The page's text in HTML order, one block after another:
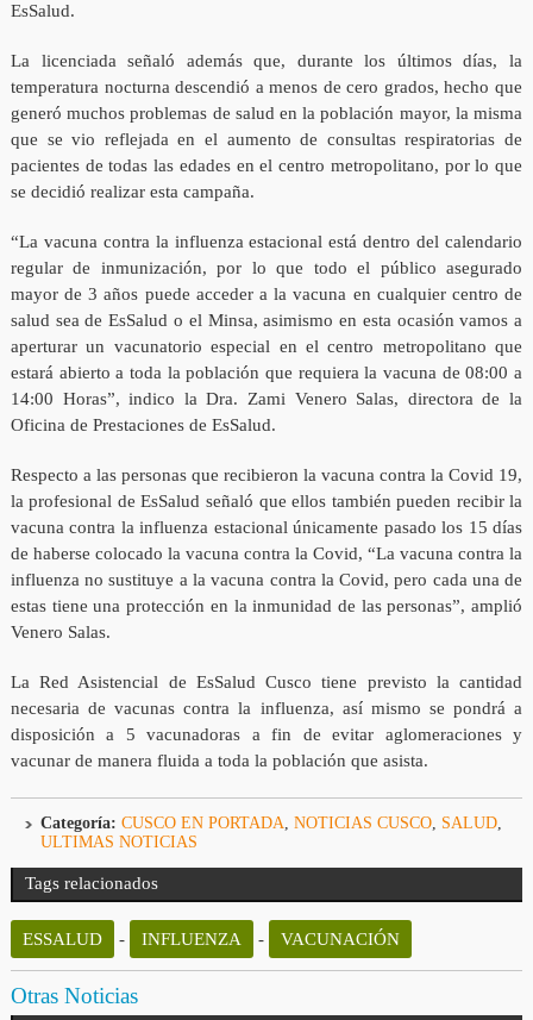
EsSalud.
La licenciada señaló además que, durante los últimos días, la
temperatura nocturna descendió a menos de cero grados, hecho que
generó muchos problemas de salud en la población mayor, la misma
que se vio reflejada en el aumento de consultas respiratorias de
pacientes de todas las edades en el centro metropolitano, por lo que
se decidió realizar esta campaña.
“La vacuna contra la influenza estacional está dentro del calendario
regular de inmunización, por lo que todo el público asegurado
mayor de 3 años puede acceder a la vacuna en cualquier centro de
salud sea de EsSalud o el Minsa, asimismo en esta ocasión vamos a
aperturar un vacunatorio especial en el centro metropolitano que
estará abierto a toda la población que requiera la vacuna de 08:00 a
14:00 Horas”, indico la Dra. Zami Venero Salas, directora de la
Oficina de Prestaciones de EsSalud.
Respecto a las personas que recibieron la vacuna contra la Covid 19,
la profesional de EsSalud señaló que ellos también pueden recibir la
vacuna contra la influenza estacional únicamente pasado los 15 días
de haberse colocado la vacuna contra la Covid, “La vacuna contra la
influenza no sustituye a la vacuna contra la Covid, pero cada una de
estas tiene una protección en la inmunidad de las personas”, amplió
Venero Salas.
La Red Asistencial de EsSalud Cusco tiene previsto la cantidad
necesaria de vacunas contra la influenza, así mismo se pondrá a
disposición a 5 vacunadoras a fin de evitar aglomeraciones y
vacunar de manera fluida a toda la población que asista.
Categoría: CUSCO EN PORTADA, NOTICIAS CUSCO, SALUD,
ULTIMAS NOTICIAS
Tags relacionados
ESSALUD - INFLUENZA - VACUNACIÓN
Otras Noticias